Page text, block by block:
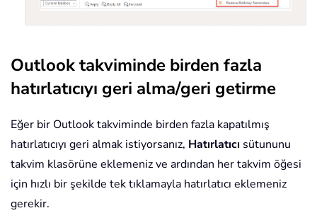
Outlook takviminde birden fazla
hatırlatıcıyı geri alma/geri getirme
Eğer bir Outlook takviminde birden fazla kapatılmış
hatırlatıcıyı geri almak istiyorsanız, Hatırlatıcı sütununu
takvim klasörüne eklemeniz ve ardından her takvim öğesi
için hızlı bir şekilde tek tıklamayla hatırlatıcı eklemeniz
gerekir.